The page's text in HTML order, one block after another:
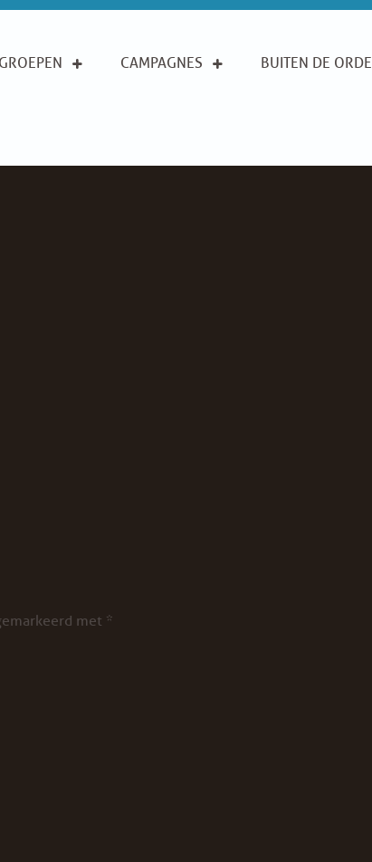
GROEPEN CAMPAGNES BUITEN DE ORDE
met *